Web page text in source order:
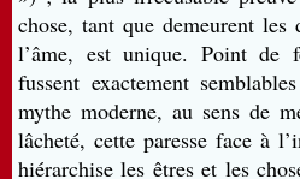
chose, tant que demeurent
l’âme, est unique. Point de
fussent exactement
mythe moderne, au sens de
lâcheté, cette paresse face à
hiérarchise les êtres et les